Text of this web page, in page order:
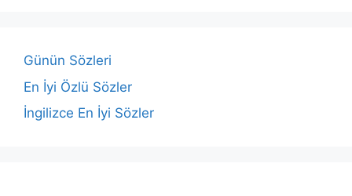
Günün Sözleri
En İyi Özlü Sözler
İngilizce En İyi Sözler